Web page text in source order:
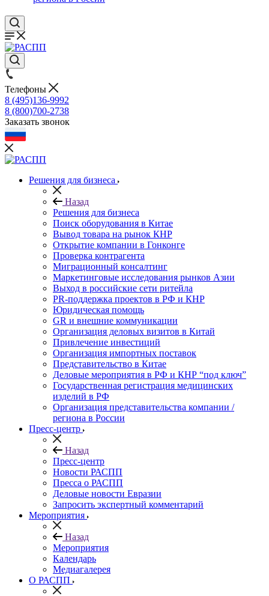
Телефоны
8 (495)136-9992
8 (800)700-2738
Заказать звонок
Решения для бизнеса
Назад
Решения для бизнеса
Поиск оборудования в Китае
Вывод товара на рынок КНР
Открытие компании в Гонконге
Проверка контрагента
Миграционный консалтинг
Маркетинговые исследования рынков Азии
Выход в российские сети ритейла
PR-поддержка проектов в РФ и КНР
Юридическая помощь
GR и внешние коммуникации
Организация деловых визитов в Китай
Привлечение инвестиций
Организация импортных поставок
Представительство в Китае
Деловые мероприятия в РФ и КНР “под ключ”
Государственная регистрация медицинских
изделий в РФ
Организация представительства компании /
региона в России
Пресс-центр
Назад
Пресс-центр
Новости РАСПП
Пресса о РАСПП
Деловые новости Евразии
Запросить экспертный комментарий
Мероприятия
Назад
Мероприятия
Календарь
Медиагалерея
О РАСПП